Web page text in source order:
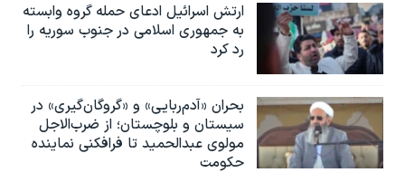
ارتش اسرائیل ادعای حمله گروه وابسته
به جمهوری اسلامی در جنوب سوریه را
رد کرد
بحران «آدم‌ربایی» و «گروگان‌گیری» در
سیستان‌ و‌ بلوچستان؛ از ضرب‌الاجل
مولوی عبدالحمید تا فرافکنی نماینده
حکومت